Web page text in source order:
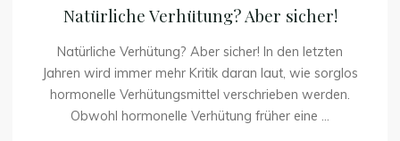
Natürliche Verhütung? Aber sicher!
Natürliche Verhütung? Aber sicher! In den letzten
Jahren wird immer mehr Kritik daran laut, wie sorglos
hormonelle Verhütungsmittel verschrieben werden.
Obwohl hormonelle Verhütung früher eine …